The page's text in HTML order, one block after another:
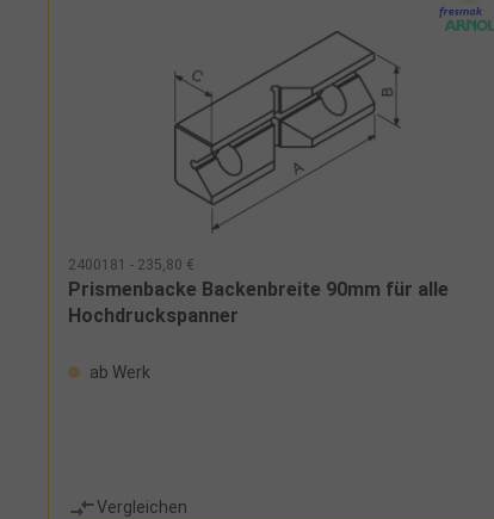
2400181 - 235,80 €
Prismenbacke Backenbreite 90mm für alle
Hochdruckspanner
ab Werk
Vergleichen